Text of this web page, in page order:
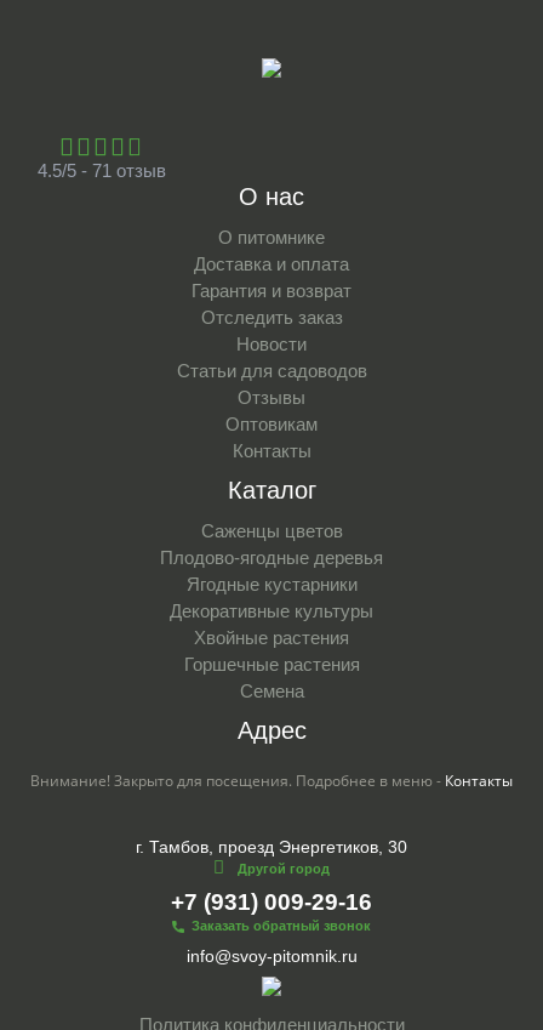
4.5/5 - 71 отзыв
О нас
О питомнике
Доставка и оплата
Гарантия и возврат
Отследить заказ
Новости
Статьи для садоводов
Отзывы
Оптовикам
Контакты
Каталог
Саженцы цветов
Плодово-ягодные деревья
Ягодные кустарники
Декоративные культуры
Хвойные растения
Горшечные растения
Семена
Адрес
Внимание! Закрыто для посещения. Подробнее в меню - Контакты
г. Тамбов, проезд Энергетиков, 30
Другой город
+7 (931) 009-29-16
Заказать обратный звонок
info@svoy-pitomnik.ru
Политика конфиденциальности